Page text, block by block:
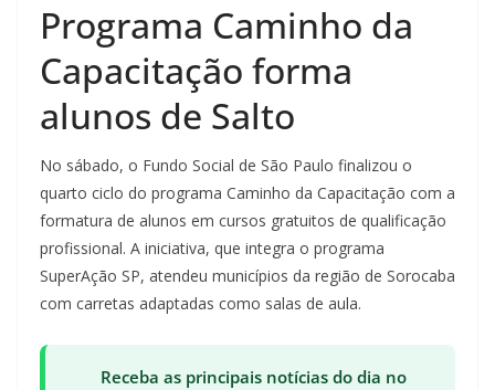
Programa Caminho da
Capacitação forma
alunos de Salto
No sábado, o Fundo Social de São Paulo finalizou o
quarto ciclo do programa Caminho da Capacitação com a
formatura de alunos em cursos gratuitos de qualificação
profissional. A iniciativa, que integra o programa
SuperAção SP, atendeu municípios da região de Sorocaba
com carretas adaptadas como salas de aula.
Receba as principais notícias do dia no